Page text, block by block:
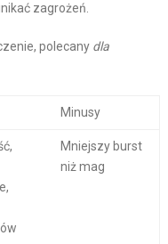
zagrożeń.
polecany dla
Minusy
Mniejszy burst
niż mag